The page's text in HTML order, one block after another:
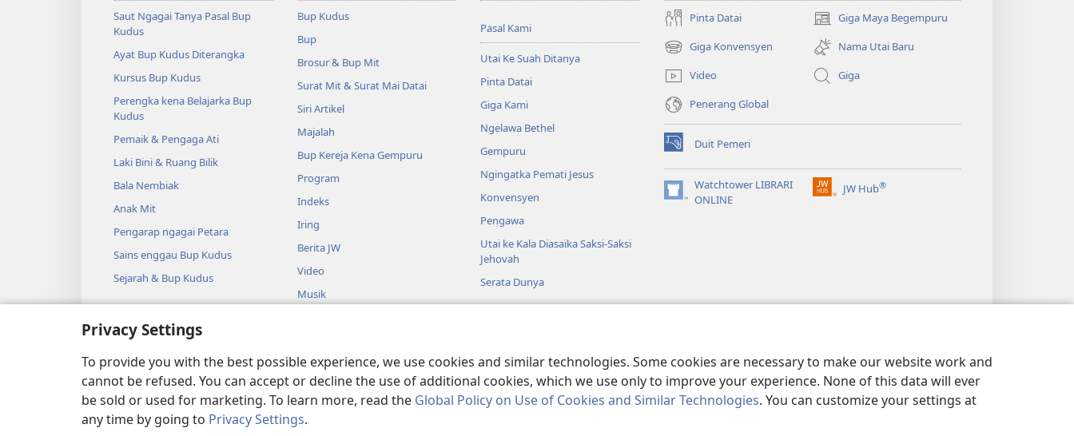
Privacy Settings
To provide you with the best possible experience, we use cookies and similar technologies. Some cookies are necessary to make our website work and
cannot be refused. You can accept or decline the use of additional cookies, which we use only to improve your experience. None of this data will ever
be sold or used for marketing. To learn more, read the Global Policy on Use of Cookies and Similar Technologies. You can customize your settings at
any time by going to Privacy Settings.
Saut Ngagai Tanya Pasal Bup
Kudus
Ayat Bup Kudus Diterangka
Kursus Bup Kudus
Perengka kena Belajarka Bup
Kudus
Pemaik & Pengaga Ati
Laki Bini & Ruang Bilik
Bala Nembiak
Anak Mit
Pengarap ngagai Petara
Sains enggau Bup Kudus
Sejarah & Bup Kudus
Bup Kudus
Bup
Brosur & Bup Mit
Surat Mit & Surat Mai Datai
Siri Artikel
Majalah
Bup Kereja Kena Gempuru
Program
Indeks
Iring
Berita JW
Video
Musik
Dramatik
Pasal Kami
Utai Ke Suah Ditanya
Pinta Datai
Giga Kami
Ngelawa Bethel
Gempuru
Ngingatka Pemati Jesus
Konvensyen
Pengawa
Utai ke Kala Diasaika Saksi-Saksi
Jehovah
Serata Dunya
Pinta Datai Giga Maya Begempuru
(opens
new
window)
Giga Konvensyen
(opens
new
window)
Nama Utai Baru
Video
Giga
Penerang Global
Duit Pemeri
(opens
new
window)Watchtower LIBRARI
ONLINE
(opens
JW Hub®
(opens
Copyright© 2026 Watch Tower Bible and Tract Society of Pennsylvania.